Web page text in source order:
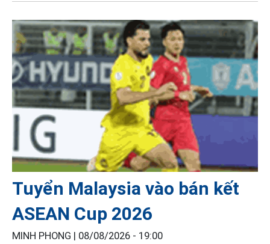
Tuyển Malaysia vào bán kết
ASEAN Cup 2026
MINH PHONG | 08/08/2026 - 19:00